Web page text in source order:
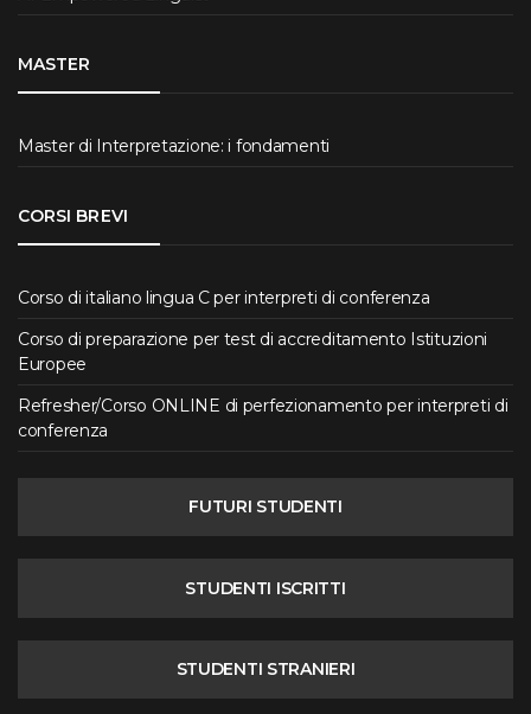
MASTER
Master di Interpretazione: i fondamenti
CORSI BREVI
Corso di italiano lingua C per interpreti di conferenza
Corso di preparazione per test di accreditamento Istituzioni
Europee
Refresher/Corso ONLINE di perfezionamento per interpreti di
conferenza
FUTURI STUDENTI
STUDENTI ISCRITTI
STUDENTI STRANIERI